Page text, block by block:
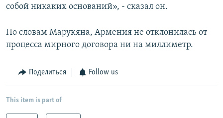
собой никаких оснований», - сказал он.
По словам Марукяна, Армения не отклонилась от
процесса мирного договора ни на миллиметр.
Поделиться Follow us
This item is part of